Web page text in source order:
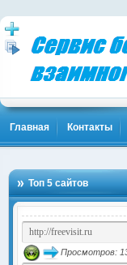
Главная Контакты
Топ 5 сайтов
Просмотров: